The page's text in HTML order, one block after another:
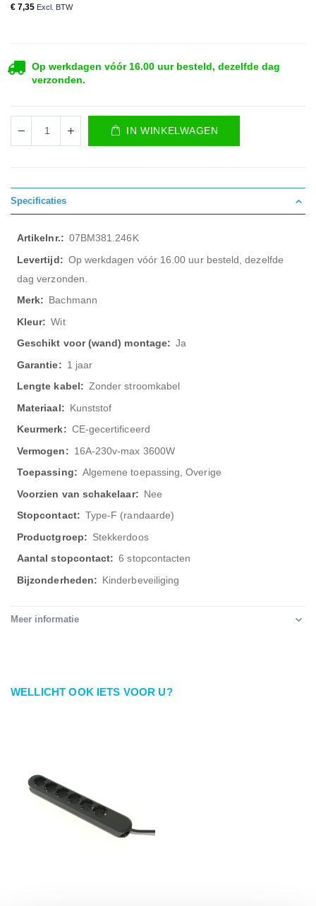
€ 7,35
Op werkdagen vóór 16.00 uur besteld, dezelfde dag
verzonden.
IN WINKELWAGEN
Specificaties
Meer
informatie
07BM381.246K
Op werkdagen vóór 16.00 uur besteld, dezelfde
dag verzonden.
Bachmann
Wit
Ja
1 jaar
Zonder stroomkabel
Kunststof
CE-gecertificeerd
16A-230v-max 3600W
Algemene toepassing, Overige
Nee
Type-F (randaarde)
Stekkerdoos
6 stopcontacten
Kinderbeveiliging
Meer informatie
WELLICHT OOK IETS VOOR U?